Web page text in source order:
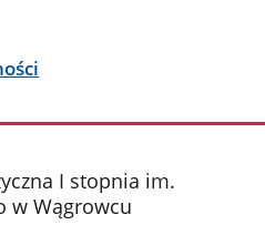
I stopnia im.
w Wągrowcu